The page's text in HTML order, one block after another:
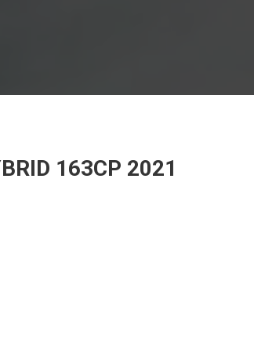
163CP 2021